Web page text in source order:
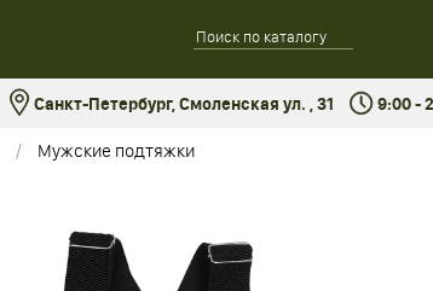
Санкт-Петербург, Смоленская ул. , 31 9:00 -
Мужские подтяжки